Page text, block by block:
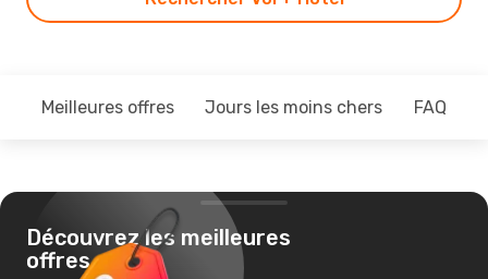
Meilleures offres Jours les moins chers FAQ
Découvrez les meilleures
offres